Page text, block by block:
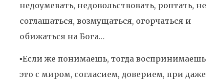
недоумевать, недовольствовать, роптать, не
соглашаться, возмущаться, огорчаться и
обижаться на Бога…
▪️Если же понимаешь, тогда воспринимаешь
это с миром, согласием, доверием, при даже